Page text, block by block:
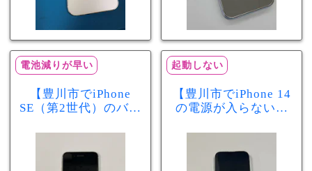
電池減りが早い
【豊川市でiPhone
SE（第2世代）のバッ
スマ豊川店】電池の
減りが早い症状も当
起動しない
【豊川市でiPhone 14
の電源が入らない修
店】バッテリー交換
で復旧するケースも
あります！